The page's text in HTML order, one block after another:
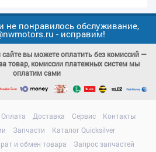
не понравилось обслуживание,
- исправим!
вы можете оплатить без комиссий —
товар, комиссии платежных систем мы
оплатим сами
Оплата Доставка Сервис
Контакты
Запчасти
Каталог Quicksilver
и обмен товара
Запрос запчастей